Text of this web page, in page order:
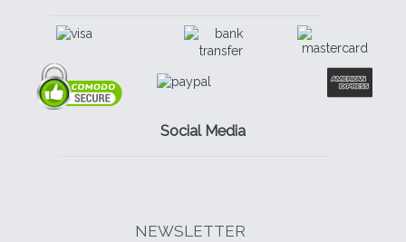
Social Media
NEWSLETTER